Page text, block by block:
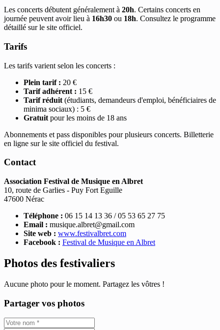
Les concerts débutent généralement à 20h. Certains concerts en
journée peuvent avoir lieu à 16h30 ou 18h. Consultez le programme
détaillé sur le site officiel.
Tarifs
Les tarifs varient selon les concerts :
Plein tarif : 20 €
Tarif adhérent : 15 €
Tarif réduit (étudiants, demandeurs d'emploi, bénéficiaires de
minima sociaux) : 5 €
Gratuit pour les moins de 18 ans
Abonnements et pass disponibles pour plusieurs concerts. Billetterie
en ligne sur le site officiel du festival.
Contact
Association Festival de Musique en Albret
10, route de Garlies - Puy Fort Eguille
47600 Nérac
Téléphone : 06 15 14 13 36 / 05 53 65 27 75
Email : musique.albret@gmail.com
Site web : www.festivalbret.com
Facebook : Festival de Musique en Albret
Photos des festivaliers
Aucune photo pour le moment. Partagez les vôtres !
Partager vos photos